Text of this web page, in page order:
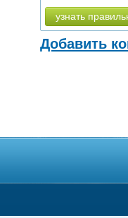
узнать
Добавить